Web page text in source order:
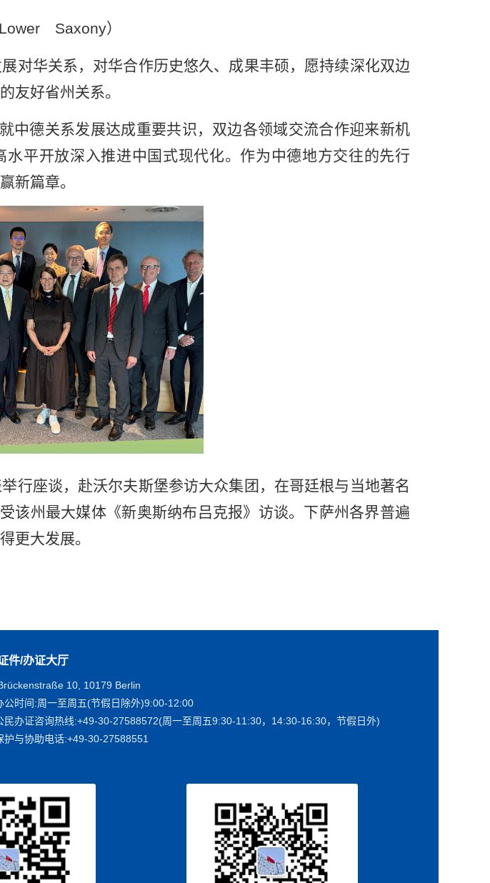
Saxony）
对华关系，对华合作历史悠久、成果丰硕，愿持续深化双边
友好省州关系。
中德关系发展达成重要共识，双边各领域交流合作迎来新机
平开放深入推进中国式现代化。作为中德地方交往的先行
新篇章。
行座谈，赴沃尔夫斯堡参访大众集团，在哥廷根与当地著名
该州最大媒体《新奥斯纳布吕克报》访谈。下萨州各界普遍
更大发展。
件/办证大厅
10, 10179 Berlin
公时间:周一至周五(节假日除外)9:00-12:00
民办证咨询热线:+49-30-27588572(周一至周五9:30-11:30，14:30-16:30，节假日外)
护与协助电话:+49-30-27588551